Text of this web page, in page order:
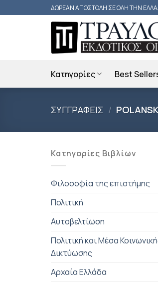
to
ΔΩΡΕΑΝ ΑΠΟΣΤΟΛΗ ΣΕ ΟΛΗ ΤΗΝ
Κατηγορίες Best
ΣΥΓΓΡΑΦΕΙΣ /
Κατηγορίες Βιβλίων
Φιλοσοφία της επιστήμης
Πολιτική
Αυτοβελτίωση
Πολιτική και Μέσα
Δικτύωσης
Αρχαία Ελλάδα